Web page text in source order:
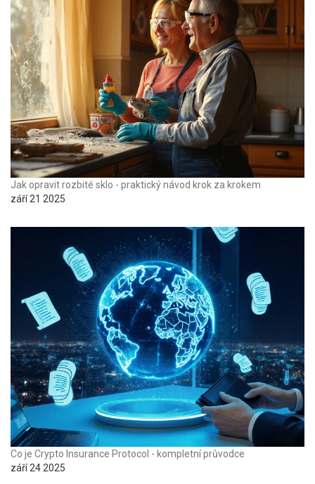
Jak opravit rozbité sklo - praktický návod krok za krokem
září 21 2025
Co je Crypto Insurance Protocol - kompletní průvodce
září 24 2025